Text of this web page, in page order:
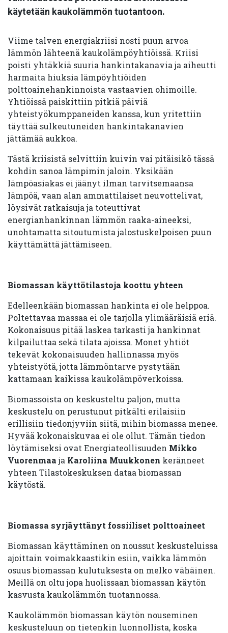
käytetään kaukolämmön tuotantoon.
Viime talven energiakriisi nosti puun arvoa
lämmön lähteenä kaukolämpöyhtiöissä. Kriisi
poisti yhtäkkiä suuria hankintakanavia ja aiheutti
harmaita hiuksia lämpöyhtiöiden
polttoainehankinnoista vastaavien ohimoille.
Yhtiöissä paiskittiin pitkiä päiviä
yhteistyökumppaneiden kanssa, kun yritettiin
täyttää sulkeutuneiden hankintakanavien
jättämää aukkoa.
Tästä kriisistä selvittiin kuivin vai pitäisikö tässä
kohdin sanoa lämpimin jaloin. Yksikään
lämpöasiakas ei jäänyt ilman tarvitsemaansa
lämpöä, vaan alan ammattilaiset neuvottelivat,
löysivät ratkaisuja ja toteuttivat
energianhankinnan lämmön raaka-aineeksi,
unohtamatta sitoutumista jalostuskelpoisen puun
käyttämättä jättämiseen.
Biomassan käyttötilastoja koottu yhteen
Edelleenkään biomassan hankinta ei ole helppoa.
Poltettavaa massaa ei ole tarjolla ylimääräisiä eriä.
Kokonaisuus pitää laskea tarkasti ja hankinnat
kilpailuttaa sekä tilata ajoissa. Monet yhtiöt
tekevät kokonaisuuden hallinnassa myös
yhteistyötä, jotta lämmöntarve pystytään
kattamaan kaikissa kaukolämpöverkoissa.
Biomassoista on keskusteltu paljon, mutta
keskustelu on perustunut pitkälti erilaisiin
erillisiin tiedonjyviin siitä, mihin biomassa menee.
Hyvää kokonaiskuvaa ei ole ollut. Tämän tiedon
löytämiseksi ovat Energiateollisuuden Mikko
Vuorenmaaja Karoliina Muukkonen keränneet
yhteen Tilastokeskuksen dataa biomassan
käytöstä.
Biomassa syrjäyttänyt fossiiliset polttoaineet
Biomassan käyttäminen on noussut keskusteluissa
ajoittain voimakkaastikin esiin, vaikka lämmön
osuus biomassan kulutuksesta on melko vähäinen.
Meillä on oltu jopa huolissaan biomassan käytön
kasvusta kaukolämmön tuotannossa.
Kaukolämmön biomassan käytön nouseminen
keskusteluun on tietenkin luonnollista, koska